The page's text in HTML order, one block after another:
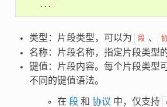
类型：片段类型，可以为 段 、
名称：片段名称，指定片段类型
键值：片段内容。每个片段类型
不同的键值语法。
在 段和 协议 中，仅支持